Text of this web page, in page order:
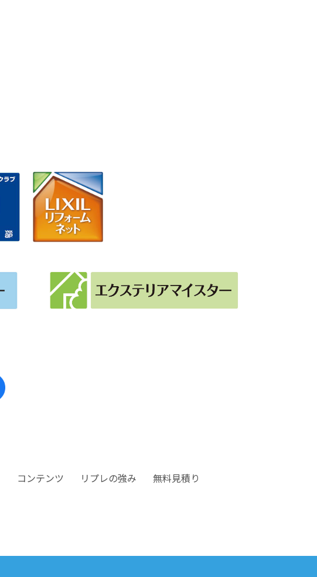
コンテンツ リプレの強み
無料見積り